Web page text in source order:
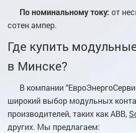
По номинальному току: от
сотен ампер.
Где купить
в Минске?
В компании
широкий выбор модульных
производителей, таких как ABB,
других. Мы предлагаем: